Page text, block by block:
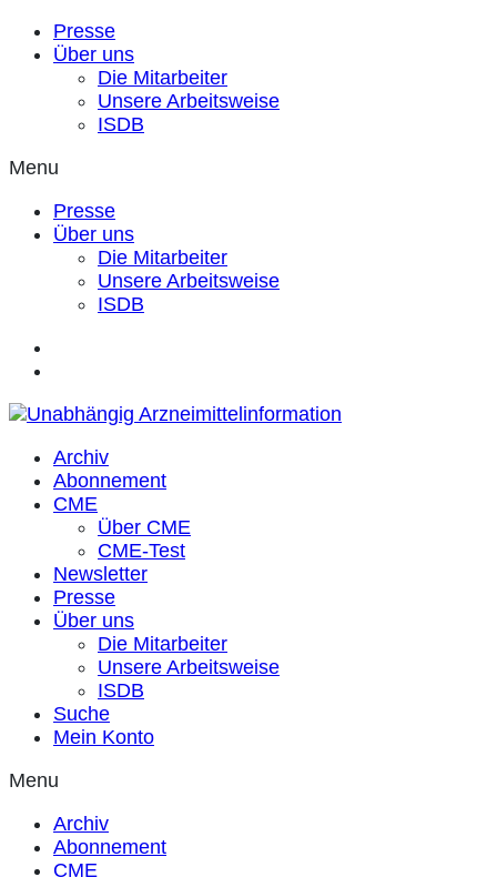
Presse
Über uns
Die Mitarbeiter
Unsere Arbeitsweise
ISDB
Menu
Presse
Über uns
Die Mitarbeiter
Unsere Arbeitsweise
ISDB
Archiv
Abonnement
CME
Über CME
CME-Test
Newsletter
Presse
Über uns
Die Mitarbeiter
Unsere Arbeitsweise
ISDB
Suche
Mein Konto
Menu
Archiv
Abonnement
CME